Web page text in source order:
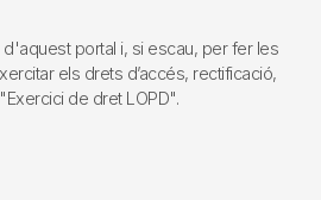
portal i, si escau, per fer les
els drets d’accés, rectificació,
de dret LOPD".